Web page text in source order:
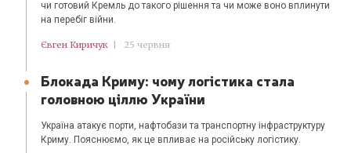
чи готовий Кремль до такого рішення та чи може воно вплинути
на перебіг війни.
Євген Киричук 25 червня
Блокада Криму: чому логістика стала
головною ціллю України
Україна атакує порти, нафтобази та транспортну інфраструктуру
Криму. Пояснюємо, як це впливає на російську логістику.